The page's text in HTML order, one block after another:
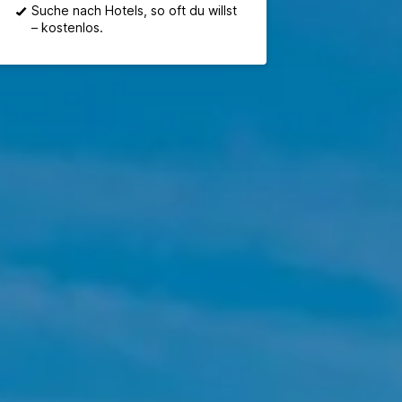
Suche nach Hotels, so oft du willst
– kostenlos.